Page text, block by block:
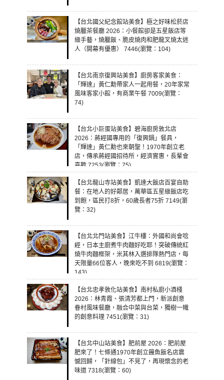
【台北國父紀念館站美食】極之好味松菸店
燒臘茶餐廳 2026：小餐館卻是五星飯店等
級手藝，燒臘飯、脆皮燒肉和肥龍叉燒太迷
人（開幕有優惠） 7446(瀏覽：104)
【台北南京復興站美食】廚房客家美食：
「輝達」黃仁勳帶家人一起用餐，20年家常
風味客家小館，有商業午餐 7009(瀏覽：
74)
【台北小巨蛋站美食】碧海廚房敦北店
2026：蔣經國專用的「復興鍋」餐具，
「輝達」黃仁勳也來朝聖！1970年創立老
店，傳承蔣經國招待所，經濟實惠，長輩會
喜歡 7253(瀏覽：75)
【台北龍山寺站美食】凱達大飯店百宴自助
餐：在地人的好鄰居，萬華區五星級飯店吃
到飽，區民打8折，60歲長者75折 7149(瀏
覽：32)
【台北北門站美食】江牛樓：外國和尚會唸
經，日本主廚煮牛肉麵好吃耶！突破傳統紅
燒牛肉麵框架，米其林入選排隊熱門店，每
天限量66位客人，晚來吃不到 6819(瀏覽：
143)
【台北忠孝敦化站美食】南村私廚小酒棧
2026：林青霞、張清芳都上門，新派創意
眷村風味餐廳，融合中菜與台菜，獨樹一幟
的創意料理 7451(瀏覽：31)
【台北中山站美食】肥前屋 2026：肥前屋
肥來了！七條通1970年創立饅魚飯名店震
憾回歸，「針線包」不見了，再現懷念的老
味道 7318(瀏覽：60)